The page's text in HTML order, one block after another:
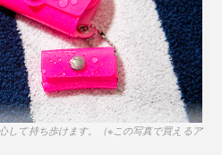
して持ち歩けます。（※この写真で買えるア